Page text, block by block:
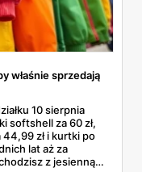
właśnie sprzedają
10 sierpnia
softshell za 60 zł,
zł i kurtki po
lat aż za
z jesienną